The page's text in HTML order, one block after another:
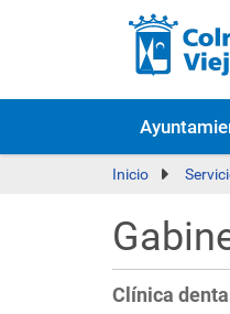
Inicio
Clínica dental